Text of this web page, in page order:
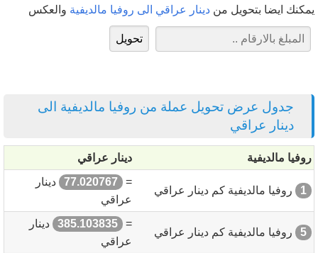
يمكنك ايضا بتحويل من دينار عراقي الى روفيا مالديفية والعكس
جدول عرض تحويل عملة من روفيا مالديفية الى
دينار عراقي
روفيا مالديفية دينار عراقي
1 روفيا مالديفية كم دينار عراقي
=
77.020767
دينار
عراقي
5 روفيا مالديفية كم دينار عراقي
=
385.103835
دينار
عراقي